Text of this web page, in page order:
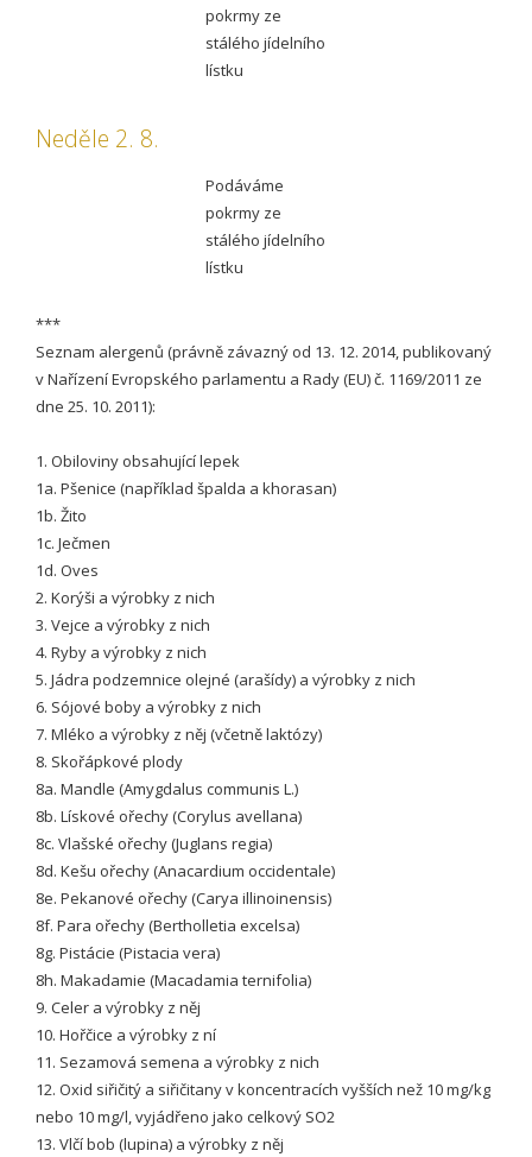
pokrmy ze
stálého jídelního
lístku
Neděle 2. 8.
Podáváme
pokrmy ze
stálého jídelního
lístku
***
Seznam alergenů (právně závazný od 13. 12. 2014, publikovaný
v Nařízení Evropského parlamentu a Rady (EU) č. 1169/2011 ze
dne 25. 10. 2011):
1. Obiloviny obsahující lepek
1a. Pšenice (například špalda a khorasan)
1b. Žito
1c. Ječmen
1d. Oves
2. Korýši a výrobky z nich
3. Vejce a výrobky z nich
4. Ryby a výrobky z nich
5. Jádra podzemnice olejné (arašídy) a výrobky z nich
6. Sójové boby a výrobky z nich
7. Mléko a výrobky z něj (včetně laktózy)
8. Skořápkové plody
8a. Mandle (Amygdalus communis L.)
8b. Lískové ořechy (Corylus avellana)
8c. Vlašské ořechy (Juglans regia)
8d. Kešu ořechy (Anacardium occidentale)
8e. Pekanové ořechy (Carya illinoinensis)
8f. Para ořechy (Bertholletia excelsa)
8g. Pistácie (Pistacia vera)
8h. Makadamie (Macadamia ternifolia)
9. Celer a výrobky z něj
10. Hořčice a výrobky z ní
11. Sezamová semena a výrobky z nich
12. Oxid siřičitý a siřičitany v koncentracích vyšších než 10 mg/kg
nebo 10 mg/l, vyjádřeno jako celkový SO2
13. Vlčí bob (lupina) a výrobky z něj